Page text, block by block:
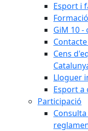
Esport i
GiM 10
Cens
Lloguer
Esport a
Participació